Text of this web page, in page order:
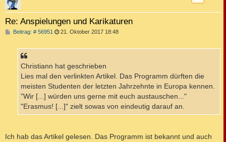
Re: Anspielungen und Karikaturen
Beitrag: # 56951 B
a
21. Oktober 2017 18:48
Christiann hat geschrieben
Lies mal den verlinkten Artikel. Das Programm dürften die
meisten Studenten der letzten Jahrzehnte in Europa kennen.
"Wir [...] würden uns gerne mit euch austauschen..."
"Erasmus! [...]" zielt sowas von eindeutig darauf an.
Ich hab das Artikel gelesen. Das Programm ist bekannt und auch